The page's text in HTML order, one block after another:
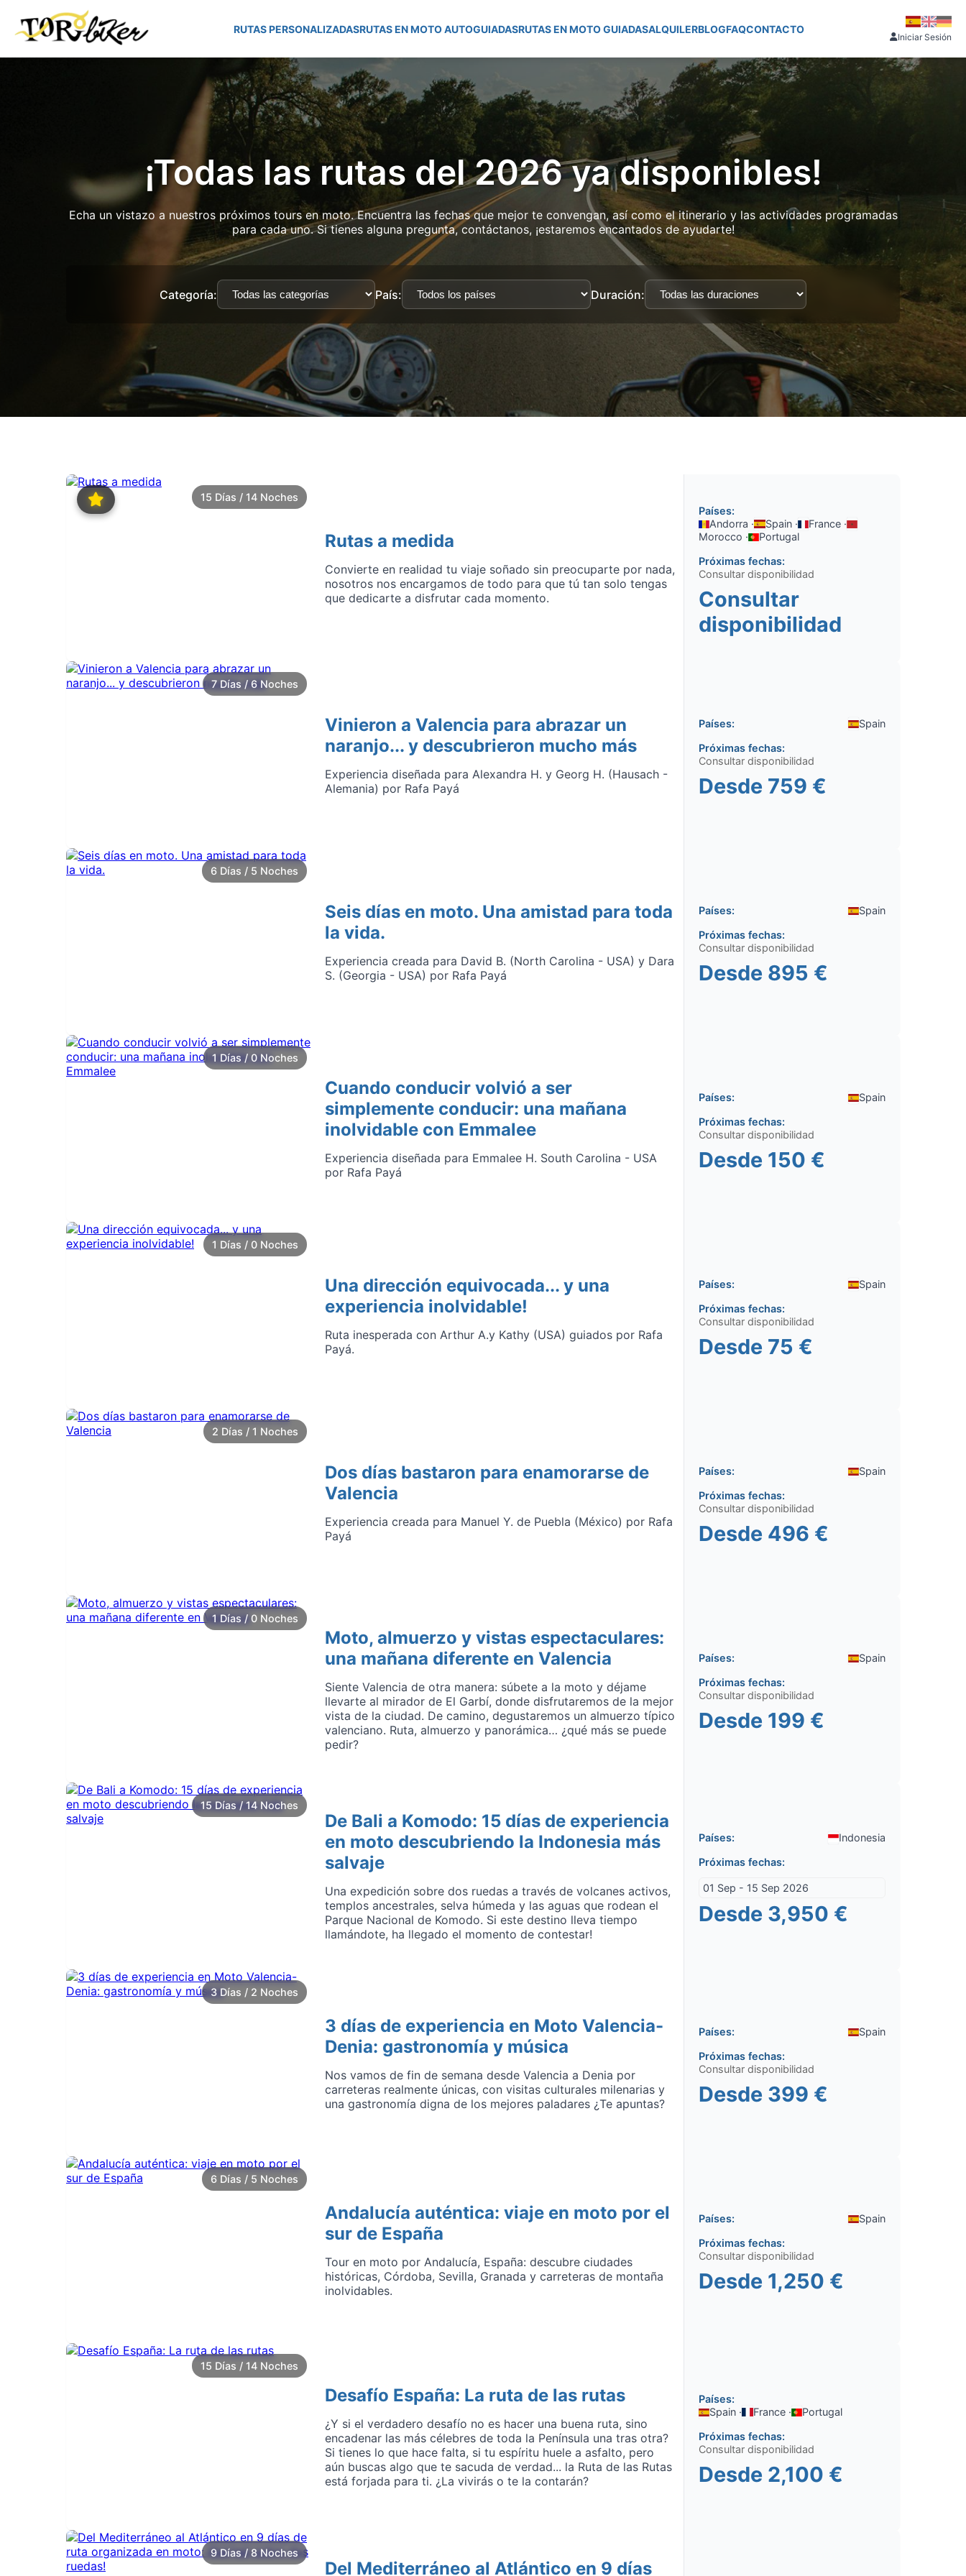
RUTAS PERSONALIZADASRUTAS EN MOTO AUTOGUIADASRUTAS EN MOTO GUIADASALQUILERBLOGFAQCONTACTO
Iniciar Sesión
¡Todas las rutas del 2026 ya disponibles!
Echa un vistazo a nuestros próximos tours en moto. Encuentra las fechas que mejor te convengan, así como el itinerario y las actividades programadas
para cada uno. Si tienes alguna pregunta, contáctanos, ¡estaremos encantados de ayudarte!
Categoría: País: Duración:
15 Días / 14 Noches
Rutas a medida
Convierte en realidad tu viaje soñado sin preocuparte por nada,
nosotros nos encargamos de todo para que tú tan solo tengas
que dedicarte a disfrutar cada momento.
Países:
Andorra ·
Spain ·
France ·
Morocco ·
Portugal
Próximas fechas:
Consultar disponibilidad
Consultar
disponibilidad
7 Días / 6 Noches
Vinieron a Valencia para abrazar un
naranjo... y descubrieron mucho más
Experiencia diseñada para Alexandra H. y Georg H. (Hausach -
Alemania) por Rafa Payá
Países:
Spain
Próximas fechas:
Consultar disponibilidad
Desde 759 €
6 Días / 5 Noches
Seis días en moto. Una amistad para toda
la vida.
Experiencia creada para David B. (North Carolina - USA) y Dara
S. (Georgia - USA) por Rafa Payá
Países:
Spain
Próximas fechas:
Consultar disponibilidad
Desde 895 €
1 Días / 0 Noches
Cuando conducir volvió a ser
simplemente conducir: una mañana
inolvidable con Emmalee
Experiencia diseñada para Emmalee H. South Carolina - USA
por Rafa Payá
Países:
Spain
Próximas fechas:
Consultar disponibilidad
Desde 150 €
1 Días / 0 Noches
Una dirección equivocada... y una
experiencia inolvidable!
Ruta inesperada con Arthur A.y Kathy (USA) guiados por Rafa
Payá.
Países:
Spain
Próximas fechas:
Consultar disponibilidad
Desde 75 €
2 Días / 1 Noches
Dos días bastaron para enamorarse de
Valencia
Experiencia creada para Manuel Y. de Puebla (México) por Rafa
Payá
Países:
Spain
Próximas fechas:
Consultar disponibilidad
Desde 496 €
1 Días / 0 Noches
Moto, almuerzo y vistas espectaculares:
una mañana diferente en Valencia
Siente Valencia de otra manera: súbete a la moto y déjame
llevarte al mirador de El Garbí, donde disfrutaremos de la mejor
vista de la ciudad. De camino, degustaremos un almuerzo típico
valenciano. Ruta, almuerzo y panorámica… ¿qué más se puede
pedir?
Países:
Spain
Próximas fechas:
Consultar disponibilidad
Desde 199 €
15 Días / 14 Noches
De Bali a Komodo: 15 días de experiencia
en moto descubriendo la Indonesia más
salvaje
Una expedición sobre dos ruedas a través de volcanes activos,
templos ancestrales, selva húmeda y las aguas que rodean el
Parque Nacional de Komodo. Si este destino lleva tiempo
llamándote, ha llegado el momento de contestar!
Países:
Indonesia
Próximas fechas:
01 Sep - 15 Sep 2026
Desde 3,950 €
3 Días / 2 Noches
3 días de experiencia en Moto Valencia-
Denia: gastronomía y música
Nos vamos de fin de semana desde Valencia a Denia por
carreteras realmente únicas, con visitas culturales milenarias y
una gastronomía digna de los mejores paladares ¿Te apuntas?
Países:
Spain
Próximas fechas:
Consultar disponibilidad
Desde 399 €
6 Días / 5 Noches
Andalucía auténtica: viaje en moto por el
sur de España
Tour en moto por Andalucía, España: descubre ciudades
históricas, Córdoba, Sevilla, Granada y carreteras de montaña
inolvidables.
Países:
Spain
Próximas fechas:
Consultar disponibilidad
Desde 1,250 €
15 Días / 14 Noches
Desafío España: La ruta de las rutas
¿Y si el verdadero desafío no es hacer una buena ruta, sino
encadenar las más célebres de toda la Península una tras otra?
Si tienes lo que hace falta, si tu espíritu huele a asfalto, pero
aún buscas algo que te sacuda de verdad... la Ruta de las Rutas
está forjada para ti. ¿La vivirás o te la contarán?
Países:
Spain ·
France ·
Portugal
Próximas fechas:
Consultar disponibilidad
Desde 2,100 €
9 Días / 8 Noches
Del Mediterráneo al Atlántico en 9 días